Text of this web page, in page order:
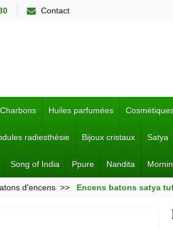
Contact
Charbons Huiles parfumées
radiesthésie Bijoux cristaux Satya
Song of India Ppure Nandita
d'encens Encens batons satya